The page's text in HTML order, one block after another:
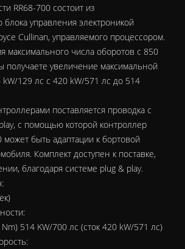
RR68-700 состоит из
управления электроникой
Cullinan, управляемого процессором.
максимального числа оборотов с 850
получаете увеличение максимальной
129 лс с 420 kW/571 лс до 514
поставляется проводка с
с помощью которой контроллер
может быть адаптации к бортовой
Комплект доступен к поставке,
благодаря системе plug & play.
514 KW/700 лс (сток 420 kW/571 лс)